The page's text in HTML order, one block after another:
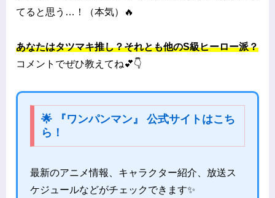
てると思う…！（本気）🔥
あなたはタツマキ推し？それとも他のS級ヒーロー派？
コメントでぜひ教えてね💕👇
🌟 『ワンパンマン』 公式サイトはこち
ら！
最新のアニメ情報、キャラクター紹介、放送ス
ケジュールなどがチェックできます✨